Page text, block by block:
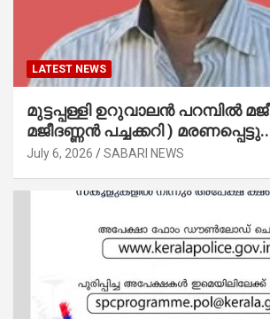
LATEST NEWS
മുട്ടപ്പള്ളി ഉറുവാലൻ പറമ്പിൽ
മജീദണ്ണൻ പച്ചക്കറി ) മരണപ്പെട്ടു..
July 6, 2026 SABARI NEWS